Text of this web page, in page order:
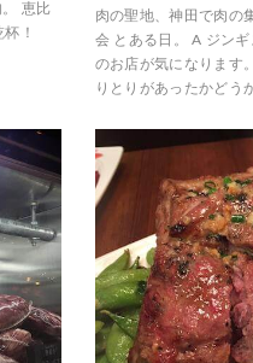
恵比
！
肉の聖地、神田で肉の
会 とある日。 A ジン
のお店が気になります
りとりがあったかどう